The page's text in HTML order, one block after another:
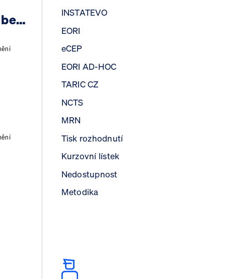
​Nabídka nepotřebného majetku - Nabídka organizačním složkám státu k bezúplatnému převodu
INSTATEVO
EORI
eCEP
EORI AD-HOC
TARIC CZ
NCTS
MRN
Tisk rozhodnutí
Kurzovní lístek
Nedostupnost
Metodika